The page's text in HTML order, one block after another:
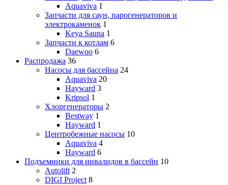
Aquaviva 1
Запчасти для саун, парогенераторов и
электрокаменок 1
Keya Sauna 1
Запчасти к котлам 6
Daewoo 6
Распродажа 36
Насосы для бассейна 24
Aquaviva 20
Hayward 3
Kripsol 1
Хлоргенераторы 2
Bestway 1
Hayward 1
Центробежные насосы 10
Aquaviva 4
Hayward 6
Подъемники для инвалидов в бассейн 10
Autolift 2
DIGI Project 8